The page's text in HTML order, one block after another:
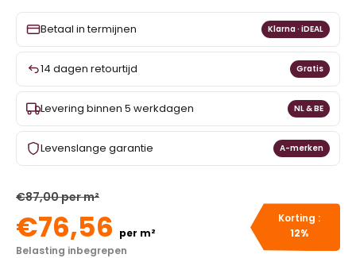
Betaal in termijnen Klarna · iDEAL
14 dagen retourtijd Gratis
Levering binnen 5 werkdagen NL & BE
Levenslange garantie A-merken
€87,00 per m²
€76,56 per m²
Belasting inbegrepen
Korting :
12%